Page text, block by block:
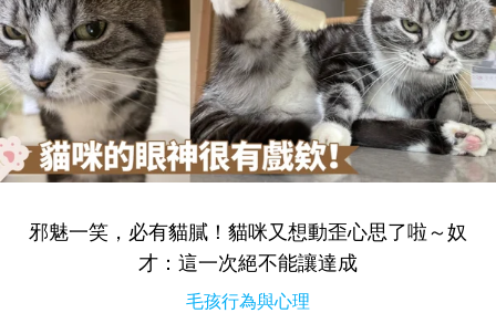
邪魅一笑，必有貓膩！貓咪又想動歪心思了啦～奴
才：這一次絕不能讓達成
毛孩行為與心理